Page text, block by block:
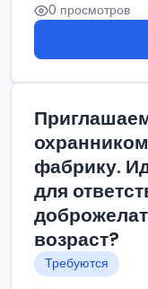
0 просмотров
фабрику.
для
возраст?
Требуются